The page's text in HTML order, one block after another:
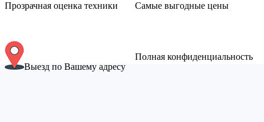
Прозрачная оценка техники Самые выгодные цены
Выезд по Вашему адресу
Полная конфиденциальность